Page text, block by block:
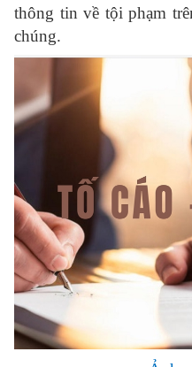
thông tin về tội phạm
chúng.